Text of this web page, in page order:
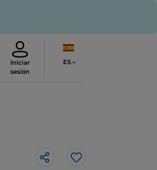
Iniciar
sesión
ES
Me gusta